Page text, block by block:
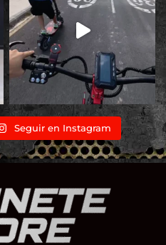
Seguir en Instagram